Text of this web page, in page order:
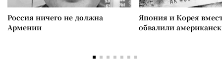
Россия ничего не должна
Армении
Япония и Корея
обвалили